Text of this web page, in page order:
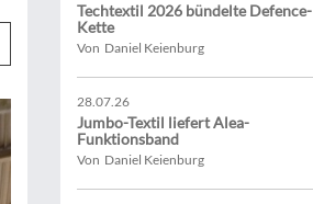
Techtextil 2026 bündelte Defence-
Kette
Von Daniel Keienburg
28.07.26
Jumbo-Textil liefert Alea-
Funktionsband
Von Daniel Keienburg